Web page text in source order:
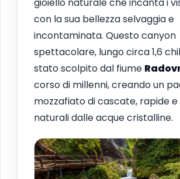
gioiello naturale che incanta i
con la sua bellezza selvaggia e
incontaminata. Questo canyon
spettacolare, lungo circa 1,6
stato scolpito dal fiume
corso di millenni, creando un
mozzafiato di cascate, rapide
naturali dalle acque cristalline.